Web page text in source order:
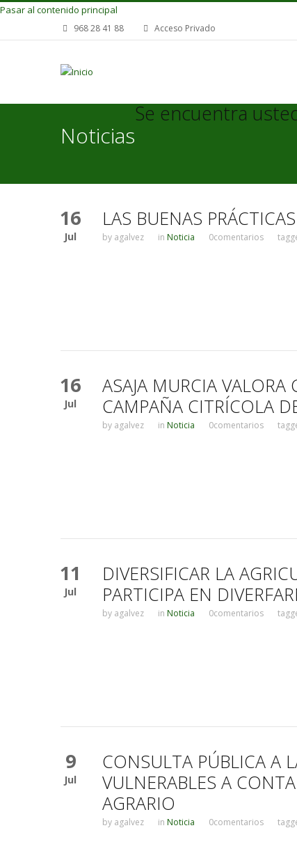
Pasar al contenido principal
968 28 41 88 Acceso Privado
Noticias
Se encuentra
16
Jul
LAS BUENAS
by agalvez in Noticia 0comentarios
16
Jul
ASAJA MURCIA
CAMPAÑA CITRÍCOLA
by agalvez in Noticia 0comentarios
11
Jul
DIVERSIFICAR LA
PARTICIPA EN
by agalvez in Noticia 0comentarios
9
Jul
CONSULTA PÚBLICA A
VULNERABLES A
AGRARIO
by agalvez in Noticia 0comentarios